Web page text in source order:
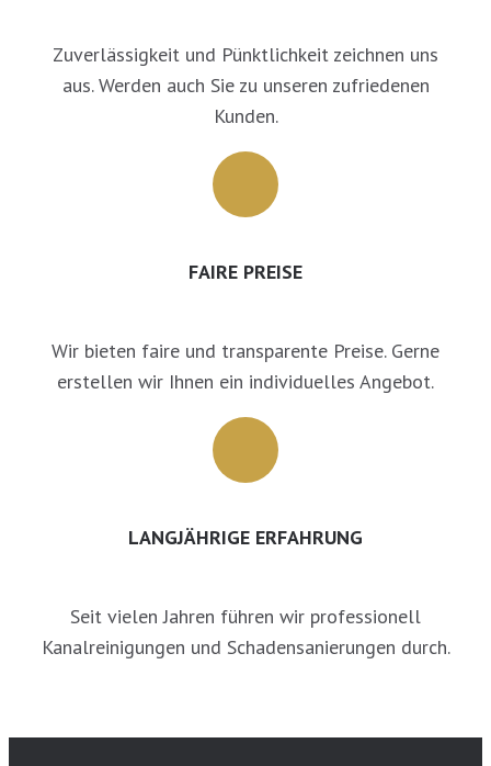
Zuverlässigkeit und Pünktlichkeit zeichnen uns
aus. Werden auch Sie zu unseren zufriedenen
Kunden.
FAIRE PREISE
Wir bieten faire und transparente Preise. Gerne
erstellen wir Ihnen ein individuelles Angebot.
LANGJÄHRIGE ERFAHRUNG
Seit vielen Jahren führen wir professionell
Kanalreinigungen und Schadensanierungen durch.